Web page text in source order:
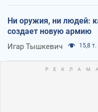
Ни оружия, ни людей:
создает новую армию
Игар Тышкевич 15,8 т.